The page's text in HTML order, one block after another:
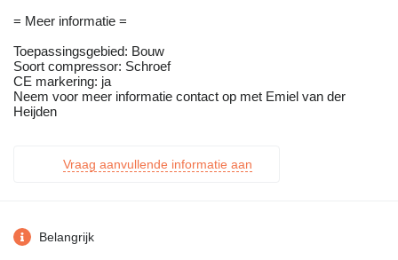
= Meer informatie =
Toepassingsgebied: Bouw
Soort compressor: Schroef
CE markering: ja
Neem voor meer informatie contact op met Emiel van der
Heijden
Vraag aanvullende informatie aan
Belangrijk